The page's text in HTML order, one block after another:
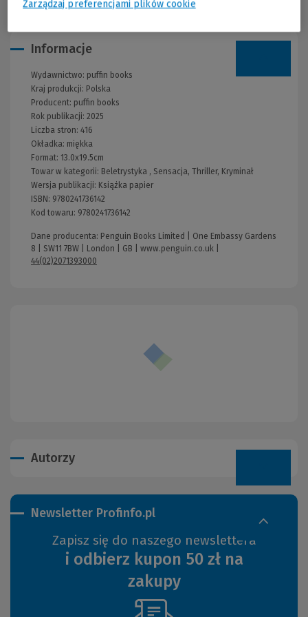
Informacje
Wydawnictwo: puffin books
Kraj produkcji: Polska
Producent: puffin books
Rok publikacji: 2025
Liczba stron: 416
Okładka: miękka
Format: 13.0x19.5cm
Towar w kategorii: Beletrystyka , Sensacja, Thriller, Kryminał
Wersja publikacji: Książka papier
ISBN: 9780241736142
Kod towaru: 9780241736142
Dane producenta: Penguin Books Limited | One Embassy Gardens
8 | SW11 7BW | London | GB | www.penguin.co.uk
44(02)2071393000
Autorzy
Newsletter Profinfo.pl
Zapisz się do naszego newslettera
i odbierz kupon 50 zł na
zakupy
Zarządzaj preferencjami plików cookie